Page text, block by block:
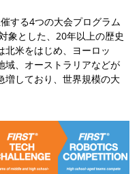
する4つの大会プログラム
象とした、20年以上の歴史
北米をはじめ、ヨーロッ
域、オーストラリアなどが
増しており、世界規模の大